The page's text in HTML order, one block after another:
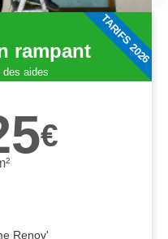
rampant
aides
€
Renov'
TARIFS 2026